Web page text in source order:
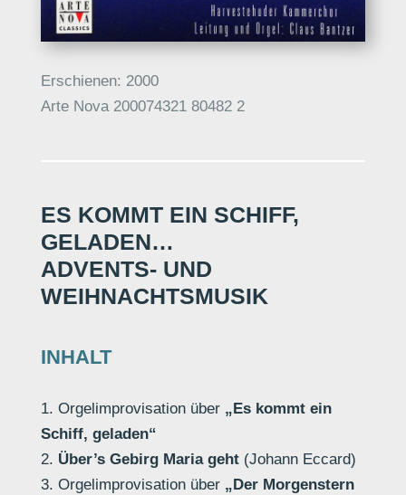
Erschienen: 2000
Arte Nova 200074321 80482 2
ES KOMMT EIN SCHIFF,
GELADEN…
ADVENTS- UND
WEIHNACHTSMUSIK
INHALT
1. Orgelimprovisation über „Es kommt ein
Schiff, geladen“
2. Über’s Gebirg Maria geht(Johann Eccard)
3. Orgelimprovisation über „Der Morgenstern